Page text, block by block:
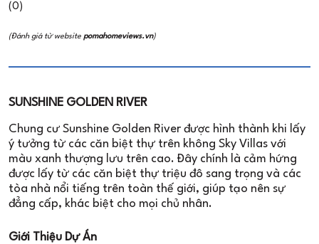
(0)
(Đánh giá từ website pomahomeviews.vn)
SUNSHINE GOLDEN RIVER
Chung cư Sunshine Golden River được hình thành khi lấy
ý tưởng từ các căn biệt thự trên không Sky Villas với
màu xanh thượng lưu trên cao. Đây chính là cảm hứng
được lấy từ các căn biệt thự triệu đô sang trọng và các
tòa nhà nổi tiếng trên toàn thế giới, giúp tạo nên sự
đẳng cấp, khác biệt cho mọi chủ nhân.
Giới Thiệu Dự Án